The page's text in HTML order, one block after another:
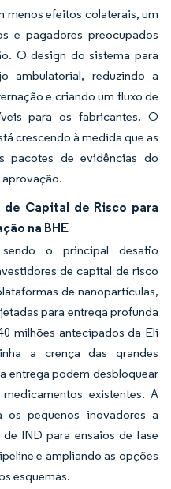
menos efeitos colaterais, um
e pagadores preocupados
O design do sistema para
ambulatorial, reduzindo a
e criando um fluxo de
para os fabricantes. O
crescendo à medida que as
pacotes de evidências do
aprovação.
Capital de Risco para
na BHE
o principal desafio
de capital de risco
de nanopartículas,
para entrega profunda
milhões antecipados da Eli
a crença das grandes
entrega podem desbloquear
existentes. A
os pequenos inovadores a
IND para ensaios de fase
e ampliando as opções
esquemas.